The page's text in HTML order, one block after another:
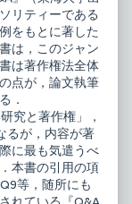
リティーである
をもとに著した
は，このジャン
は著作権法全体
点が，論文執筆
．
究と著作権」，
るが，内容が著
に最も気遣うべ
本書の引用の項
等，随所にも